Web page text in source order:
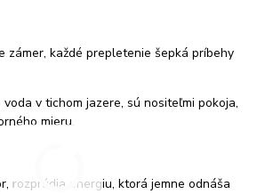
zámer, každé prepletenie šepká príbehy
v tichom jazere, sú nositeľmi pokoja,
mieru.
rozprúdia energiu, ktorá jemne odnáša